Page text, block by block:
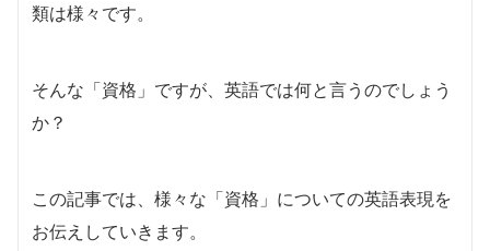
類は様々です。
そんな「資格」ですが、英語では何と言うのでしょう
か？
この記事では、様々な「資格」についての英語表現を
お伝えしていきます。